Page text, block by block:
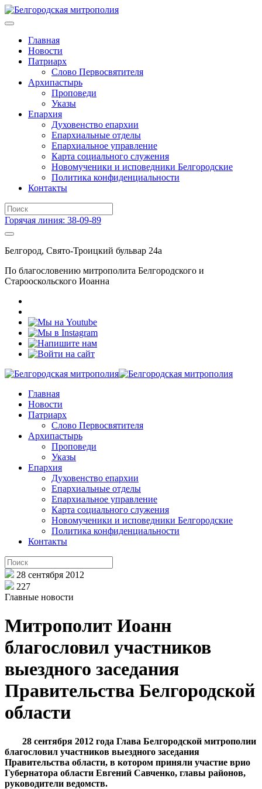
Главная
Новости
Патриарх
Слово Первосвятителя
Архипастырь
Проповеди
Указы
Епархия
Духовенство епархии
Епархиальные отделы
Епархиальное управление
Карта социального служения
Новомученики и исповедники Белгородские
Политика конфиденциальности
Контакты
Горячая линия: 38-09-89
Белгород, Свято-Троицкий бульвар 24а
По благословению митрополита Белгородского и
Старооскольского Иоанна
Главная
Новости
Патриарх
Слово Первосвятителя
Архипастырь
Проповеди
Указы
Епархия
Духовенство епархии
Епархиальные отделы
Епархиальное управление
Карта социального служения
Новомученики и исповедники Белгородские
Политика конфиденциальности
Контакты
28 сентября 2012
227
Главные новости
Митрополит Иоанн
благословил участников
выездного заседания
Правительства Белгородской
области
28 сентября 2012 года Глава Белгородской митрополии
благословил участников выездного заседания
Правительства области, в котором приняли участие врио
Губернатора области Евгений Савченко, главы районов,
руководители ведомств.